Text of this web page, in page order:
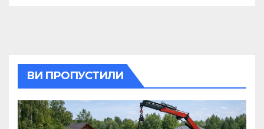
ВИ ПРОПУСТИЛИ